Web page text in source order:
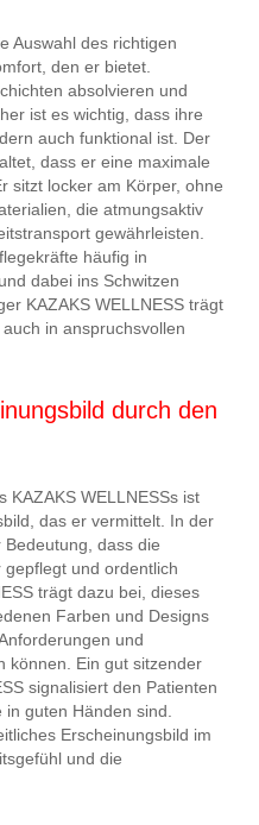
Auswahl des richtigen
den er bietet.
absolvieren und
ist es wichtig, dass ihre
auch funktional ist. Der
dass er eine maximale
sitzt locker am Körper, ohne
die atmungsaktiv
gewährleisten.
häufig in
dabei ins Schwitzen
KAZAKS WELLNESS trägt
in anspruchsvollen
durch den
KAZAKS WELLNESSs ist
das er vermittelt. In der
dass die
und ordentlich
trägt dazu bei, dieses
Farben und Designs
und
können. Ein gut sitzender
signalisiert den Patienten
guten Händen sind.
Erscheinungsbild im
und die